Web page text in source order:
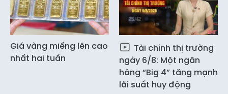
Giá vàng miếng lên cao
nhất hai tuần
Tài chính thị trường
ngày 6/8: Một ngân
hàng “Big 4” tăng mạnh
lãi suất huy động